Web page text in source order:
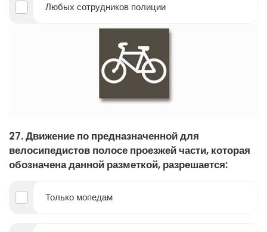
Любых сотрудников полиции
27. Движение по предназначенной для
велосипедистов полосе проезжей части, которая
обозначена данной разметкой, разрешается:
Только мопедам